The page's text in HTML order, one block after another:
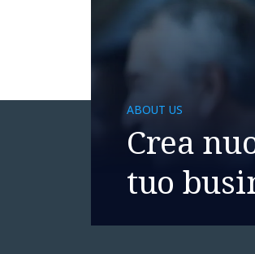
ABOUT US
Crea
tuo